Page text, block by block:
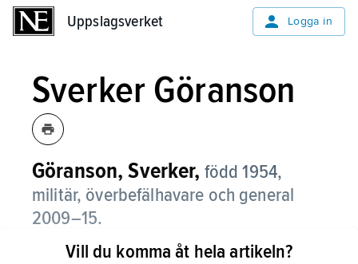
Uppslagsverket Logga in
Sverker Göranson
Göranson, Sverker, född 1954,
militär, överbefälhavare och general
2009–15.
Göranson blev 1977 officer vid dåvarande
Vill du komma åt hela artikeln?